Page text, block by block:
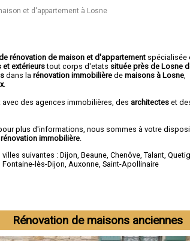
et d'appartement à Losne
rénovation de maison et d'appartement spécialisée
et extérieurstout corps d'etats située près de Losne
dans larénovation immobilière demaisons à Losne
.
des agences immobilières, des architectes et
plus d'informations, nous sommes à votre
immobilière
villes suivantes :Dijon ,Beaune ,Chenôve ,Talant ,
,Fontaine-lès-Dijon Auxonne ,Saint-Apollinaire
Rénovation de maisons anciennes